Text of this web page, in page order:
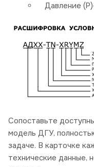
Давление
Сопоставьте
модель ДГУ,
задаче. В карточке
технические данные,